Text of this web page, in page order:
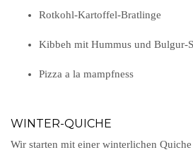
Rotkohl-Kartoffel-Bratlinge
Kibbeh mit Hummus und Bulgur-
Pizza a la mampfness
WINTER-QUICHE
Wir starten mit einer winterlichen